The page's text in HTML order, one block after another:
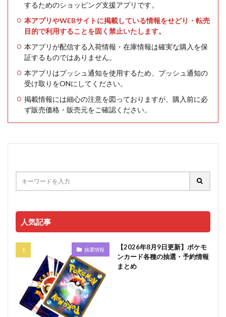
するためのショッピング支援アプリです。
本アプリやWEBサイトに掲載している情報をせどり・転売
目的で利用することを固く禁止いたします。
本アプリが配信する入荷情報・在庫情報は確実な購入を保
証するものではありません。
本アプリはプッシュ通知を使用するため、プッシュ通知の
受け取りをONにしてください。
掲載情報には細心の注意を図っておりますが、購入前に必
ず販売価格・販売元をご確認ください。
人気記事
抽選情報
【2026年8月9日更新】ポケモ
ンカード各種の抽選・予約情報
まとめ